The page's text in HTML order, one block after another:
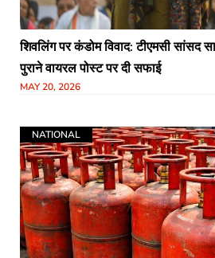
शिवलिंग पर कंडोम विवाद: टीएमसी सांसद
पुराने वायरल पोस्ट पर दी सफाई
MAY 20, 2026
NATIONAL